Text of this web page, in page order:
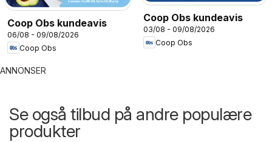
Coop Obs kundeavis
06/08 - 09/08/2026
Coop Obs
Coop Obs kundeavis
03/08 - 09/08/2026
Coop Obs
ANNONSER
Se også tilbud på andre populære
produkter